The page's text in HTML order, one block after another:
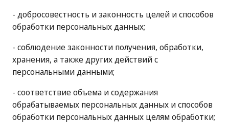
- добросовестность и законность целей и способов
обработки персональных данных;
- соблюдение законности получения, обработки,
хранения, а также других действий с
персональными данными;
- соответствие объема и содержания
обрабатываемых персональных данных и способов
обработки персональных данных целям обработки;